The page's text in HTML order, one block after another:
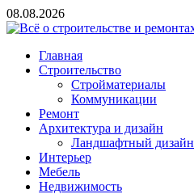
Skip
to
08.08.2026
Всё о строительстве и ремонтах
Главная
Строительство
Стройматериалы
Коммуникации
Ремонт
Архитектура и дизайн
Ландшафтный дизайн
Интерьер
Мебель
Недвижимость